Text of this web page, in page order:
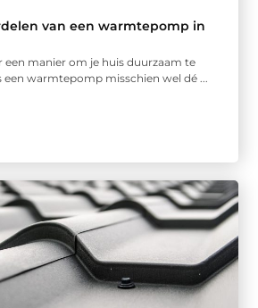
van een warmtepomp in
een manier om je huis duurzaam te
warmtepomp misschien wel dé ...